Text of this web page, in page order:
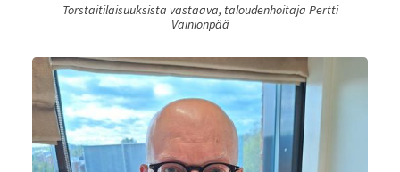
Torstaitilaisuuksista vastaava, taloudenhoitaja Pertti
Vainionpää